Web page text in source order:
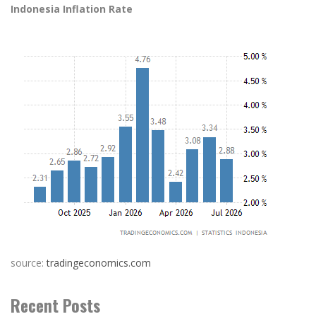
Indonesia Inflation Rate
source:tradingeconomics.com
Recent Posts